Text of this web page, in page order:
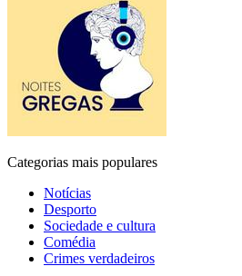
Categorias mais populares
Notícias
Desporto
Sociedade e cultura
Comédia
Crimes verdadeiros